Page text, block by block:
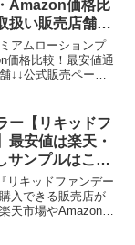
Amazon価格比
扱い販売店舗
》
アムローションプ
価格比較！最安値通
↓↓公式販売ページ
実力！メコゾーム
ー【リキッドフ
最安値は楽天・
サンプルはこち
リキッドファンデー
入できる販売店が
天市場やAmazonの